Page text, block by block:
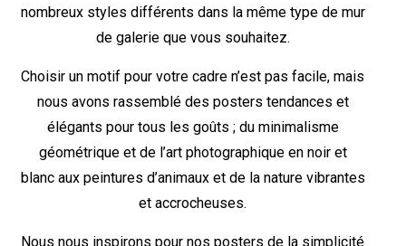
nombreux styles différents dans la même type de mur
de galerie que vous souhaitez.
Choisir un motif pour votre cadre n’est pas facile, mais
nous avons rassemblé des posters tendances et
élégants pour tous les goûts ; du minimalisme
géométrique et de l’art photographique en noir et
blanc aux peintures d’animaux et de la nature vibrantes
et accrocheuses.
Nous nous inspirons pour nos posters de la simplicité